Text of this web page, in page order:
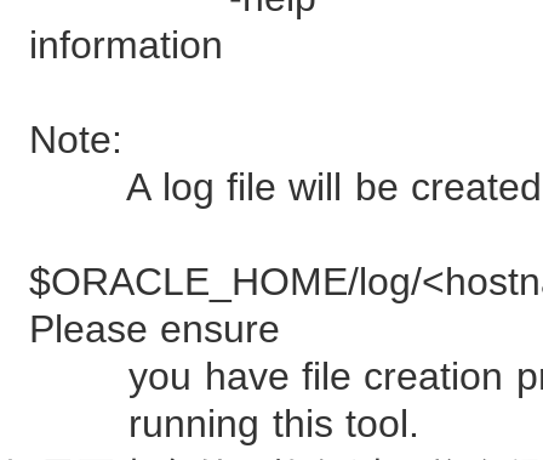
information
Note:
A log file will be
$ORACLE_HOME/log/
Please ensure
you have file creation
running this tool.